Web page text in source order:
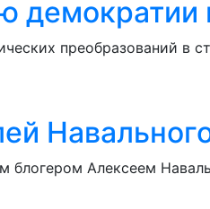
демократии
преобразований в
блогером Алексеем